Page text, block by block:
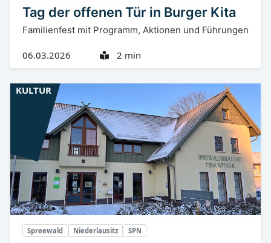
Tag der offenen Tür in Burger Kita
Familienfest mit Programm, Aktionen und Führungen
06.03.2026 2 min
Spreewald Niederlausitz SPN
KULTUR